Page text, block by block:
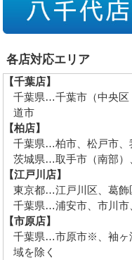
各店対応エリア
【千葉店】
千葉県…千葉市（中央区
道市
【柏店】
千葉県…柏市、松戸市、
茨城県…取手市（南部）
【江戸川店】
東京都…江戸川区、葛飾
千葉県…浦安市、市川市
【市原店】
千葉県…市原市※、袖
域を除く